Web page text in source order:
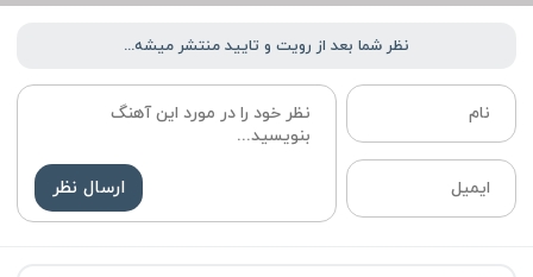
نظر شما بعد از رویت و تایید منتشر میشه...
ارسال نظر